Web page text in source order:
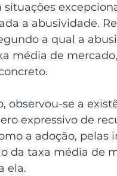
a abusividade.
a qual a
média de
observou-se a
expressivo de
a adoção, pelas
da taxa média de
ela.